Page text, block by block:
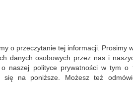
zapewniających ochronę przed
Dostępność: TEL.
o przeczytanie tej informacji. Prosimy
danych osobowych przez nas i
naszej polityce prywatności w tym o
się na poniższe. Możesz też